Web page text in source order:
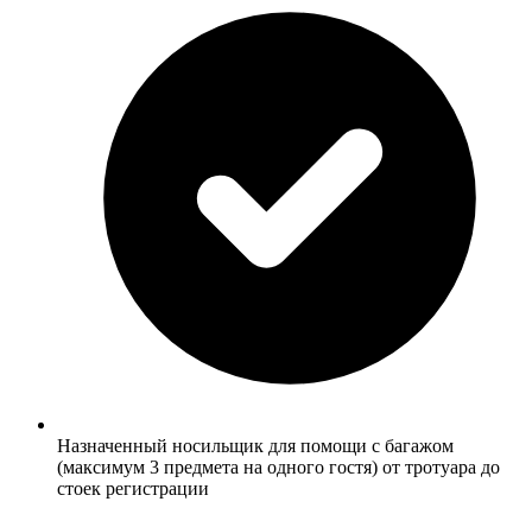
Назначенный носильщик для помощи с багажом
(максимум 3 предмета на одного гостя) от тротуара до
стоек регистрации